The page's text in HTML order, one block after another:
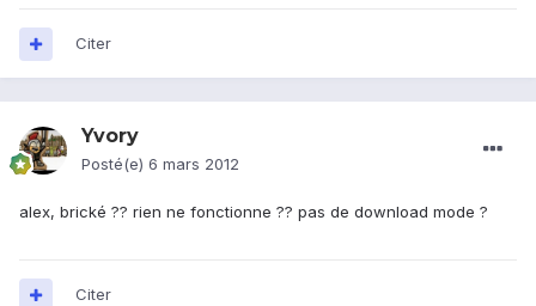
Citer
Yvory
Posté(e) 6 mars 2012
alex, brické ?? rien ne fonctionne ?? pas de download mode ?
Citer